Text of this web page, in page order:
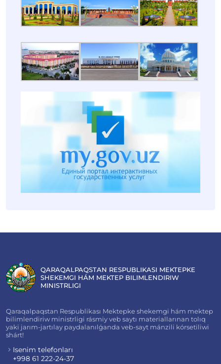
QARAQALPAQSTAN RESPUBLIKASI MEKTEPKE
SHEKEMGI HÁM MEKTEP BILIMLENDIRIW
MINISTRLIGI
Qaraqalpaqstan Respublikası Mektepke shekemgi hám mektep
bilimlendiriw ministrligi rásmiy veb saytı materiallarınan tolıq
yaki jarım-jartılay paydalanılǵanda veb-sayt mánzili kórsetiliwi
shárt!
Isenim telefonları
+998 61 222-24-37